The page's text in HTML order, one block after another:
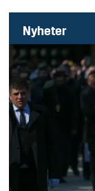
Nyheter